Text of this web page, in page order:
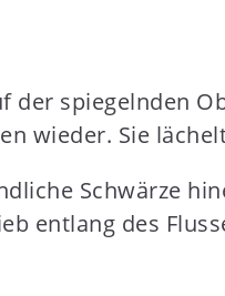
der spiegelnden
wieder. Sie
Schwärze
entlang des